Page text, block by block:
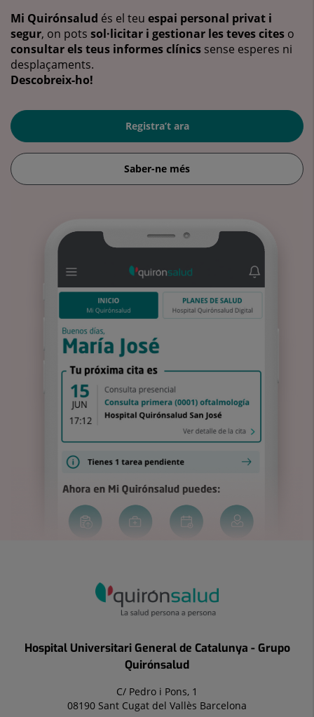
Mi Quirónsalud és el teu espai personal privat i
segur, on pots sol·licitar i gestionar les teves cites o
consultar els teus informes clínics sense esperes ni
desplaçaments.
Descobreix-ho!
Registra’t ara
Saber-ne més
Hospital Universitari General de Catalunya - Grupo
Quirónsalud
C/ Pedro i Pons, 1
08190 Sant Cugat del Vallès Barcelona